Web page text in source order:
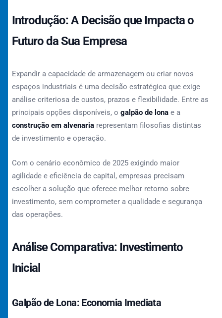
Introdução: A Decisão que Impacta o
Futuro da Sua Empresa
Expandir a capacidade de armazenagem ou criar novos
espaços industriais é uma decisão estratégica que exige
análise criteriosa de custos, prazos e flexibilidade. Entre as
principais opções disponíveis, o galpão de lona e a
construção em alvenaria representam filosofias distintas
de investimento e operação.
Com o cenário econômico de 2025 exigindo maior
agilidade e eficiência de capital, empresas precisam
escolher a solução que oferece melhor retorno sobre
investimento, sem comprometer a qualidade e segurança
das operações.
Análise Comparativa: Investimento
Inicial
Galpão de Lona: Economia Imediata